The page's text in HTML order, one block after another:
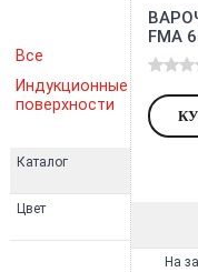
Все
Индукционные
поверхности
Каталог
Цвет
FMA
На